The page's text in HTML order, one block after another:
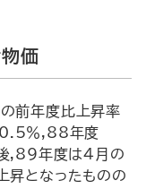
価
前年度比上昇率
％,88年度
,89年度は4月の
昇となったものの